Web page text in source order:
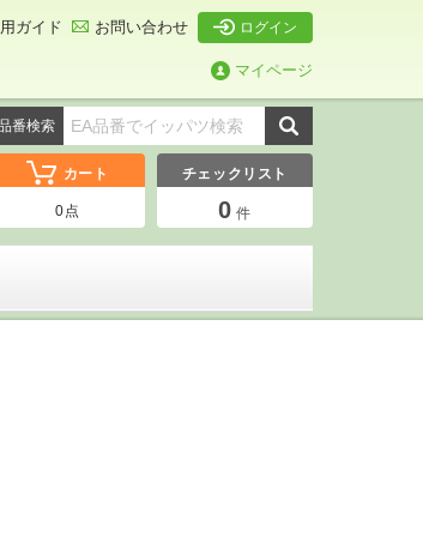
ガイド お問い合わせ ログイン
マイページ
番検索
カート
0点
チェックリスト
0 件